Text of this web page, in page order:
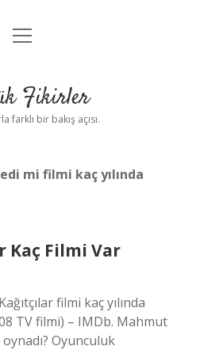
Anasayfa
Uyarı
menüyü
Fikirler
farklı bir bakış açısı.
mi filmi kaç yılında
Kaç Filmi Var
filmi kaç yılında
TV filmi) – IMDb. Mahmut
Oyunculuk